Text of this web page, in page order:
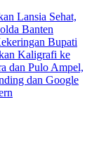
Lansia Sehat,
Banten
Bupati
Kaligrafi ke
dan Pulo Ampel,
dan Google